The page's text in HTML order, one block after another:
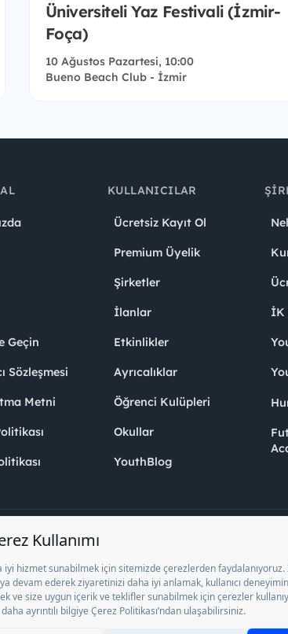
Üniversiteli Yaz Festivali (İzmir-
Foça)
10 Ağustos Pazartesi, 10:00
Bueno Beach Club - İzmir
Geçin
Sözleşmesi
Metni
KULLANICILAR
Ücretsiz Kayıt Ol
Premium Üyelik
Şirketler
İlanlar
Etkinlikler
Ayrıcalıklar
Öğrenci Kulüpleri
Okullar
YouthBlog
İK
İstihdam Bürosu Olarak 13/05/2025 - 12/05/2028 tarihleri